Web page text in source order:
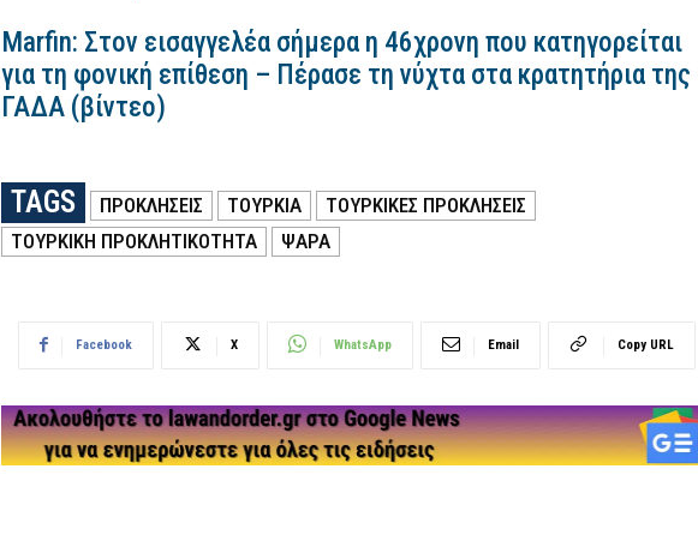
Marfin: Στον εισαγγελέα σήμερα η 46χρονη που κατηγορείται
για τη φονική επίθεση – Πέρασε τη νύχτα στα κρατητήρια της
ΓΑΔΑ (βίντεο)
TAGS ΠΡΟΚΛΉΣΕΙΣ ΤΟΥΡΚΙΑ
ΤΟΥΡΚΙΚΕΣ ΠΡΟΚΛΗΣΕΙΣ
ΤΟΥΡΚΙΚΗ ΠΡΟΚΛΗΤΙΚΟΤΗΤΑ
ΨΑΡΑ
Facebook X WhatsApp Email Copy URL